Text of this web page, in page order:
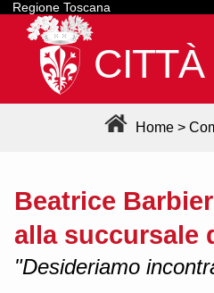
Regione Toscana
Home >
Beatrice
alla succursale
"Desideriamo